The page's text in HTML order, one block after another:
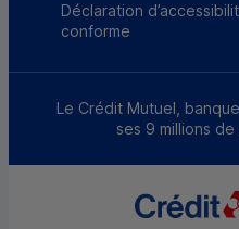
Déclaration
conforme
Le Crédit Mutuel,
ses 9 millions